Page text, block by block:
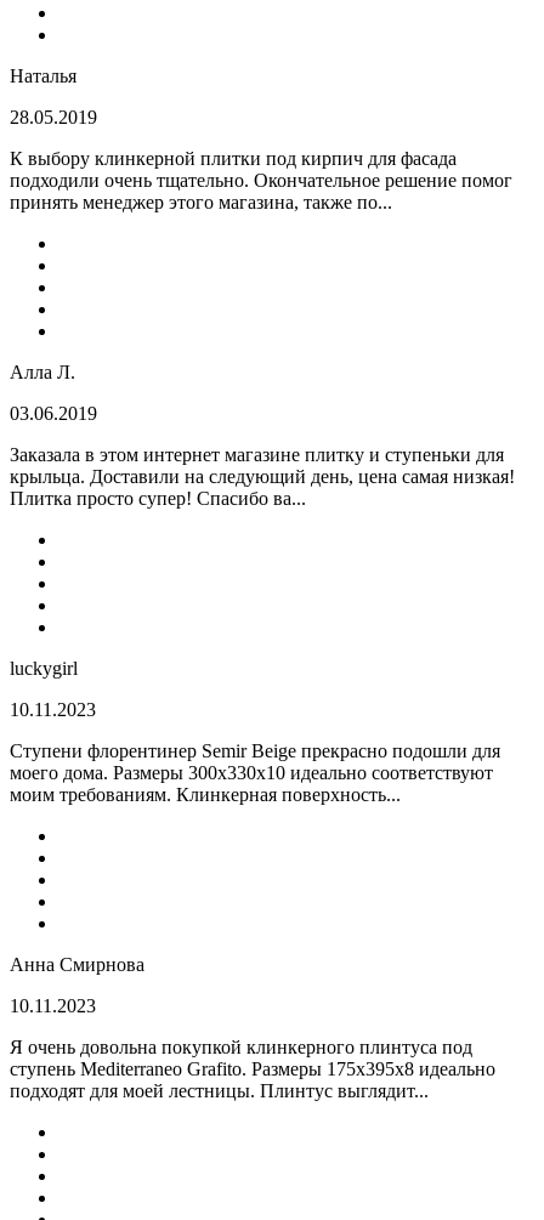
Наталья
28.05.2019
К выбору клинкерной плитки под кирпич для фасада
подходили очень тщательно. Окончательное решение помог
принять менеджер этого магазина, также по...
Алла Л.
03.06.2019
Заказала в этом интернет магазине плитку и ступеньки для
крыльца. Доставили на следующий день, цена самая низкая!
Плитка просто супер! Спасибо ва...
luckygirl
10.11.2023
Ступени флорентинер Semir Beige прекрасно подошли для
моего дома. Размеры 300х330х10 идеально соответствуют
моим требованиям. Клинкерная поверхность...
Анна Смирнова
10.11.2023
Я очень довольна покупкой клинкерного плинтуса под
ступень Mediterraneo Grafito. Размеры 175х395х8 идеально
подходят для моей лестницы. Плинтус выглядит...